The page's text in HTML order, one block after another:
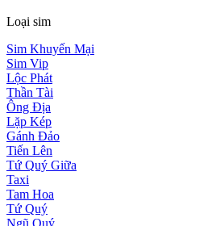
Loại sim
Sim Khuyến Mại
Sim Vip
Lộc Phát
Thần Tài
Ông Địa
Lặp Kép
Gánh Đảo
Tiến Lên
Tứ Quý Giữa
Taxi
Tam Hoa
Tứ Quý
Ngũ Quý